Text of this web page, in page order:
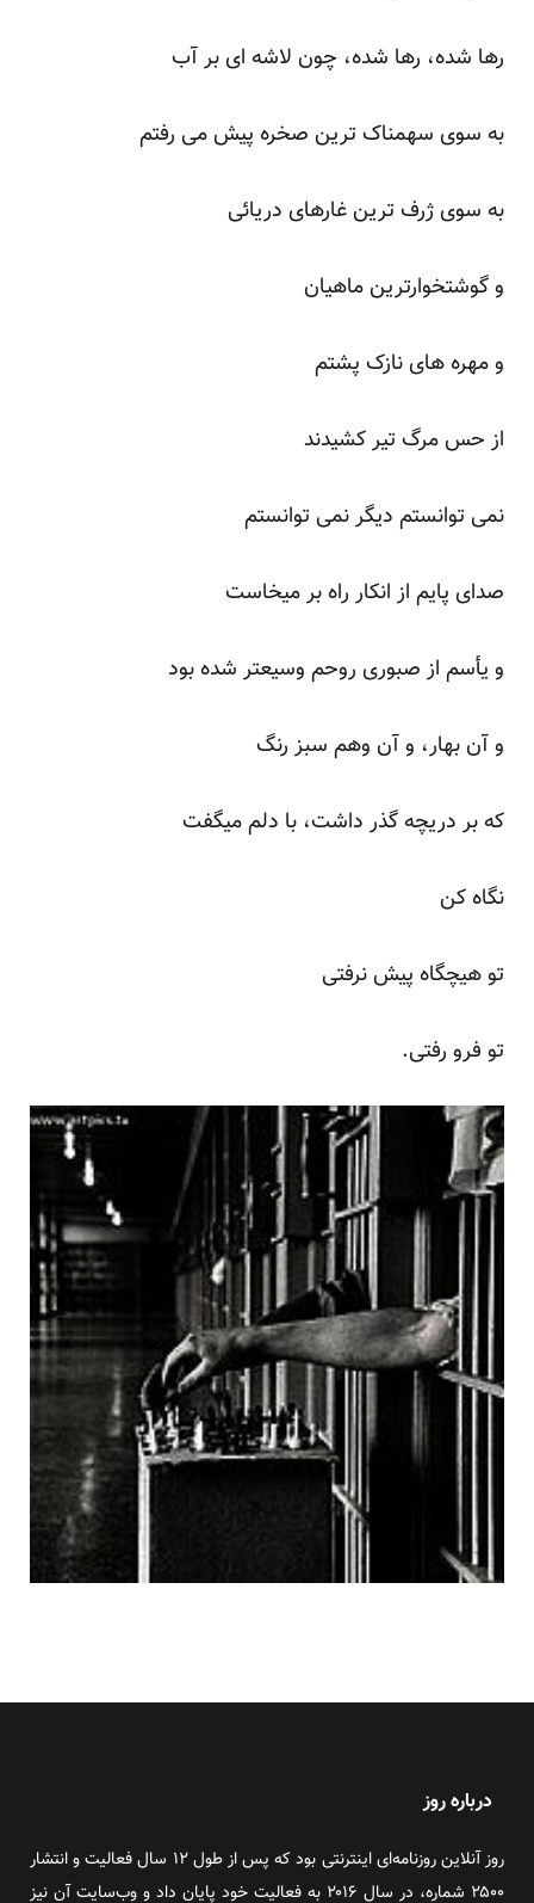
رها شده، رها شده، چون لاشه ای بر آب
به سوی سهمناک ترین صخره پیش می رفتم
به سوی ژرف ترین غارهای دریائی
و گوشتخوارترین ماهیان
و مهره های نازک پشتم
از حس مرگ تیر کشیدند
نمی توانستم دیگر نمی توانستم
صدای پایم از انکار راه بر میخاست
و یأسم از صبوری روحم وسیعتر شده بود
و آن بهار، و آن وهم سبز رنگ
که بر دریچه گذر داشت، با دلم میگفت
نگاه کن
تو هیچگاه پیش نرفتی
تو فرو رفتی.
درباره روز
روز آنلاین روزنامه‌ای اینترنتی بود که پس از طول ۱۲ سال فعالیت و انتشار
۲۵۰۰ شماره، در سال ۲۰۱۶ به فعالیت خود پایان داد و وب‌سایت آن نیز